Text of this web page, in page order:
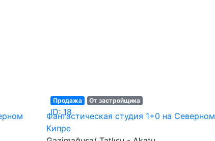
Продажа От застройщика
ID: 18
Фантастическая студия 1+0 на Северном
Кипре